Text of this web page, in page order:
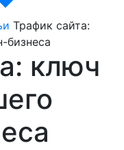
Трафик сайта:
бизнеса
ключ